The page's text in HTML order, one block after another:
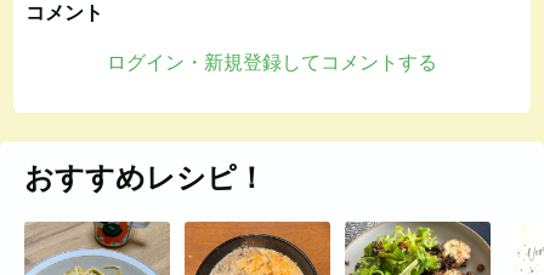
コメント
ログイン・新規登録してコメントする
おすすめレシピ！